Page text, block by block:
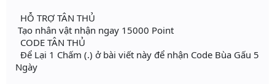
HỖ TRỢ TÂN THỦ
Tạo nhân vật nhận ngay 15000 Point
CODE TÂN THỦ
Để Lại 1 Chấm (.) ở bài viết này để nhận Code Bùa Gấu 5
Ngày